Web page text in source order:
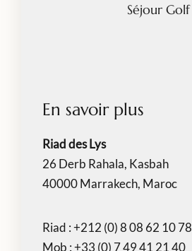
Séjour Golf
En savoir plus
Riad des Lys
26 Derb Rahala, Kasbah
40000 Marrakech, Maroc
Riad :+212 (0) 8 08 62 10 78
Mob :+33 (0) 7 49 41 21 40